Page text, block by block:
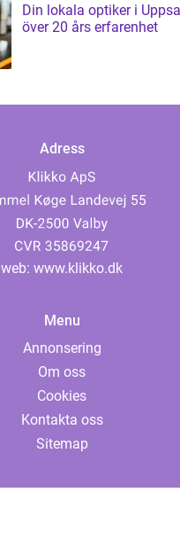
Din lokala optiker i
över 20 års erfarenhet
Adress
web: www.klikko.dk
Menu
Annonsering
Om oss
Cookies
Kontakta oss
Sitemap